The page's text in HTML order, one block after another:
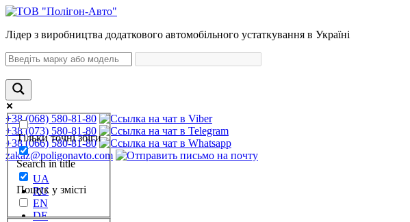
Лідер з виробництва додаткового автомобільного устаткування в Україні
Тільки точні збіги
Search in title
Пошук у змісті
+38 (068) 580-81-80
+38 (073) 580-81-80
+38 (066) 580-81-80
zakaz@poligonavto.com
UA
RU
EN
DE